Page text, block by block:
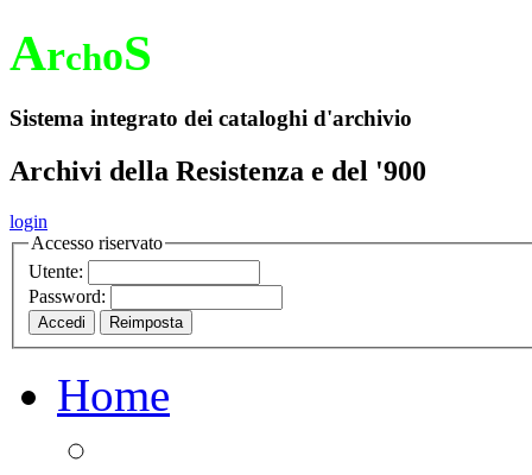
ArchoS
Sistema integrato dei cataloghi d'archivio
Archivi della Resistenza e del '900
login
Accesso riservato
Utente:
Password:
Home